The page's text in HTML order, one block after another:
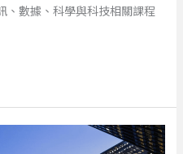
、數據、科學與科技相關課程